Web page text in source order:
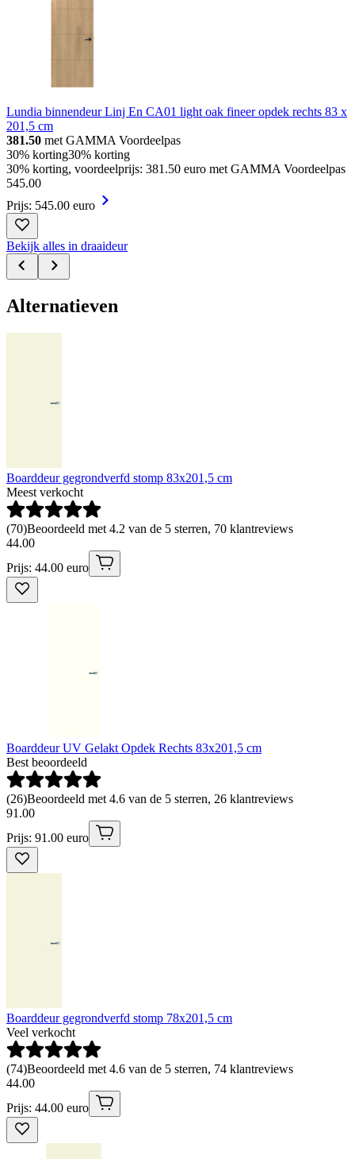
Lundia binnendeur Linj En CA01 light oak fineer opdek rechts 83 x
201,5 cm
381.50 met GAMMA Voordeelpas
30% korting30% korting
30% korting, voordeelprijs: 381.50 euro met GAMMA Voordeelpas
545.00
Prijs: 545.00 euro
Bekijk alles in draaideur
Alternatieven
Boarddeur gegrondverfd stomp 83x201,5 cm
Meest verkocht
(70)Beoordeeld met 4.2 van de 5 sterren, 70 klantreviews
44.00
Prijs: 44.00 euro
Boarddeur UV Gelakt Opdek Rechts 83x201,5 cm
Best beoordeeld
(26)Beoordeeld met 4.6 van de 5 sterren, 26 klantreviews
91 .00
Prijs: 91.00 euro
Boarddeur gegrondverfd stomp 78x201,5 cm
Veel verkocht
(74)Beoordeeld met 4.6 van de 5 sterren, 74 klantreviews
44.00
Prijs: 44.00 euro